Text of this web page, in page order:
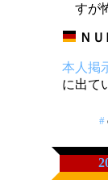
すが
ＮＵ
本人掲
に出て
#